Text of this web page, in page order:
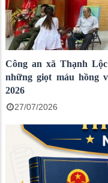
Công an xã Thạnh
những giọt máu hồng
2026
27/07/2026